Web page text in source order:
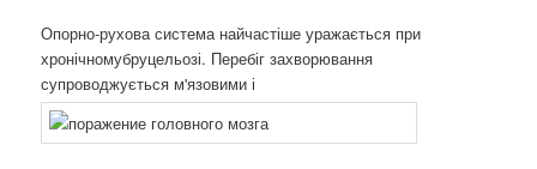
Опорно-рухова система найчастіше уражається при
хронічномубруцельозі. Перебіг захворювання
супроводжується м'язовими і